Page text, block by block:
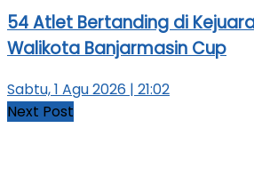
54 Atlet Bertanding di
Walikota Banjarmasin Cup
Sabtu, 1 Agu 2026 | 21:02
Next Post